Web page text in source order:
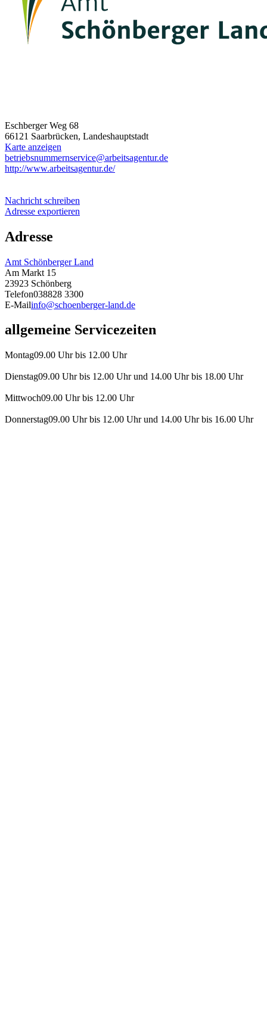
Eschberger Weg 68
66121 Saarbrücken, Landeshauptstadt
Karte anzeigen
betriebsnummernservice@arbeitsagentur.de
http://www.arbeitsagentur.de/
Nachricht schreiben
Adresse exportieren
Adresse
Amt Schönberger Land
Am Markt 15
23923 Schönberg
Telefon038828 3300
E-Mailinfo@schoenberger-land.de
allgemeine Servicezeiten
Montag09.00 Uhr bis 12.00 Uhr
Dienstag09.00 Uhr bis 12.00 Uhr und 14.00 Uhr bis 18.00 Uhr
Mittwoch09.00 Uhr bis 12.00 Uhr
Donnerstag09.00 Uhr bis 12.00 Uhr und 14.00 Uhr bis 16.00 Uhr